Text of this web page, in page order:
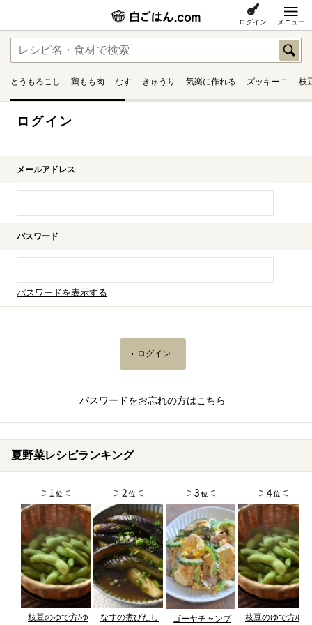
ログイン メニュー
とうもろこし 鶏もも肉 なす きゅうり 気楽に作れる ズッキーニ 枝
ログイン
メールアドレス
パスワード
パスワードを表示する
パスワードをお忘れの方はこちら
夏野菜レシピランキング
枝豆のゆで方/ゆ
なすの煮びたし
ゴーヤチャンプ
枝豆のゆで方/ゆ